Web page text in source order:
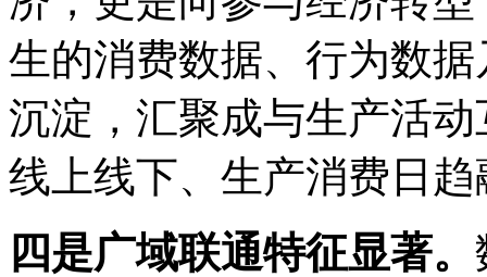
生的消费数据、行为数
沉淀，汇聚成与生产活
线上线下、生产消费日趋
四是广域联通特征显著。